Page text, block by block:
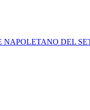
NAPOLETANO DEL